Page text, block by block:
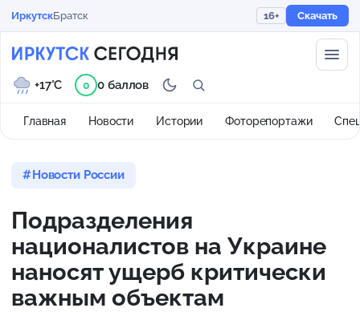
ИркутскБратск 16+ Скачать
Главная Новости Истории Фоторепортажи
+17°C 0 0 баллов
Новости России
Подразделения
националистов на Украине
наносят ущерб критически
важным объектам